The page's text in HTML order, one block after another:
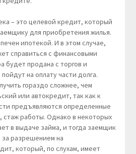
– это целевой кредит, который
для приобретения жилья.
ипотекой. И в этом случае,
справиться с финансовыми
будет продана с торгов и
на оплату части долга.
гораздо сложнее, чем
или автокредит, так как к
предъявляются определенные
стаж работы. Однако в некоторых
в выдаче займа, и тогда заемщик
разрешением на
который, по слухам, имеет